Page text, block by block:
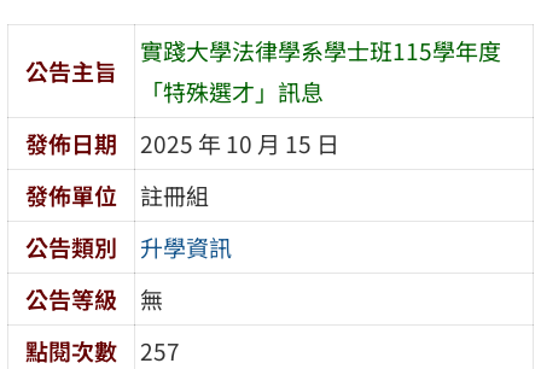
區
公告主旨
實踐大學法律學系學士班115學年度
「特殊選才」訊息
發佈日期
2025 年 10 月 15 日
發佈單位
註冊組
公告類別
升學資訊
公告等級
無
點閱次數
257